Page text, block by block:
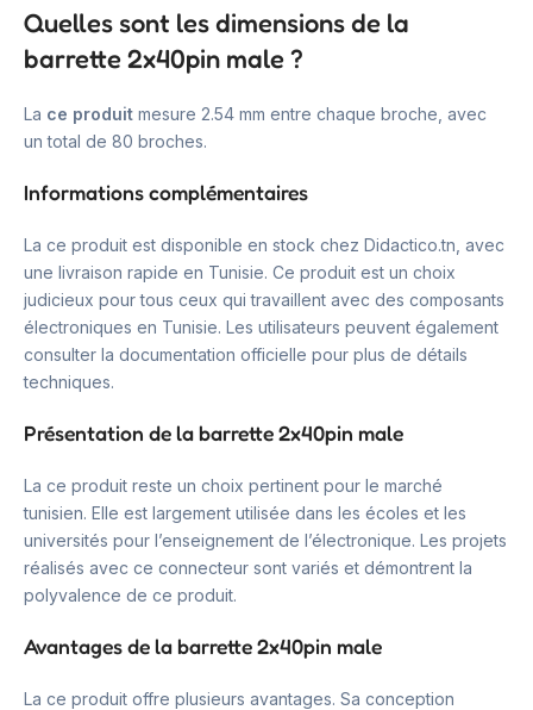
Quelles sont les dimensions de la
barrette 2x40pin male ?
La ce produit mesure 2.54 mm entre chaque broche, avec
un total de 80 broches.
Informations complémentaires
La ce produit est disponible en stock chez Didactico.tn, avec
une livraison rapide en Tunisie. Ce produit est un choix
judicieux pour tous ceux qui travaillent avec des composants
électroniques en Tunisie. Les utilisateurs peuvent également
consulter la documentation officielle pour plus de détails
techniques.
Présentation de la barrette 2x40pin male
La ce produit reste un choix pertinent pour le marché
tunisien. Elle est largement utilisée dans les écoles et les
universités pour l’enseignement de l’électronique. Les projets
réalisés avec ce connecteur sont variés et démontrent la
polyvalence de ce produit.
Avantages de la barrette 2x40pin male
La ce produit offre plusieurs avantages. Sa conception